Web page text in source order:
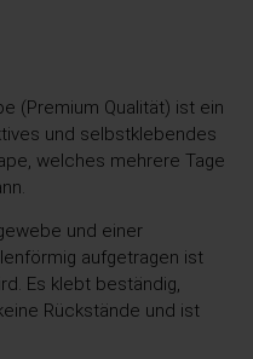
(Premium Qualität) ist ein
und selbstklebendes
welches mehrere Tage
und einer
aufgetragen ist
Es klebt beständig,
Rückstände und ist